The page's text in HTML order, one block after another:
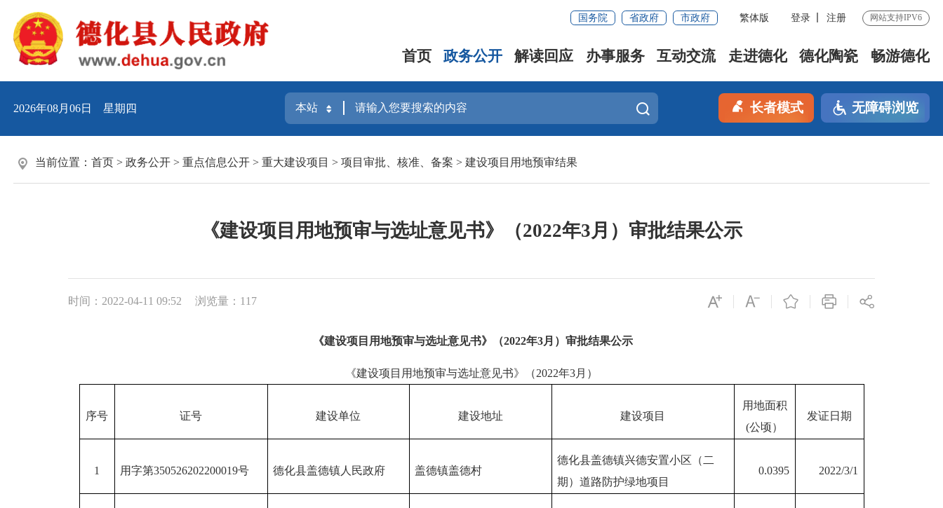
国务院 省政府 市政府 繁体版 登录 注册 网站支持IPV6
首页 政务公开 解读回应 办事服务 互动交流 走进德化 德化陶瓷 畅游德化
2026年08月06日 星期四 长者模式 无障碍浏览
当前位置： 首页 > 政务公开 > 重点信息公开 > 重大建设项目 > 项目审批、核准、备案 > 建设项目用地预审结果
《建设项目用地预审与选址意见书》（2022年3月）审批结果公示
时间：2022-04-11 09:52 浏览量： 117
《建设项目用地预审与选址意见书》（2022年3月）审批结果公示
《建设项目用地预审与选址意见书》（2022年3月）
序号 证号 建设单位 建设地址 建设项目
用地面积
(公顷）
发证日期
1 用字第350526202200019号 德化县盖德镇人民政府 盖德镇盖德村
德化县盖德镇兴德安置小区（二
期）道路防护绿地项目
0.0395 2022/3/1